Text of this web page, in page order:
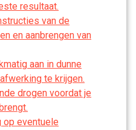
resultaat.
van de
en aanbrengen van
aan in dunne
te krijgen.
drogen voordat je
op eventuele